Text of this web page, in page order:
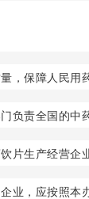
，保障人民用
负责全国的中
片生产经营企
业，应按照本